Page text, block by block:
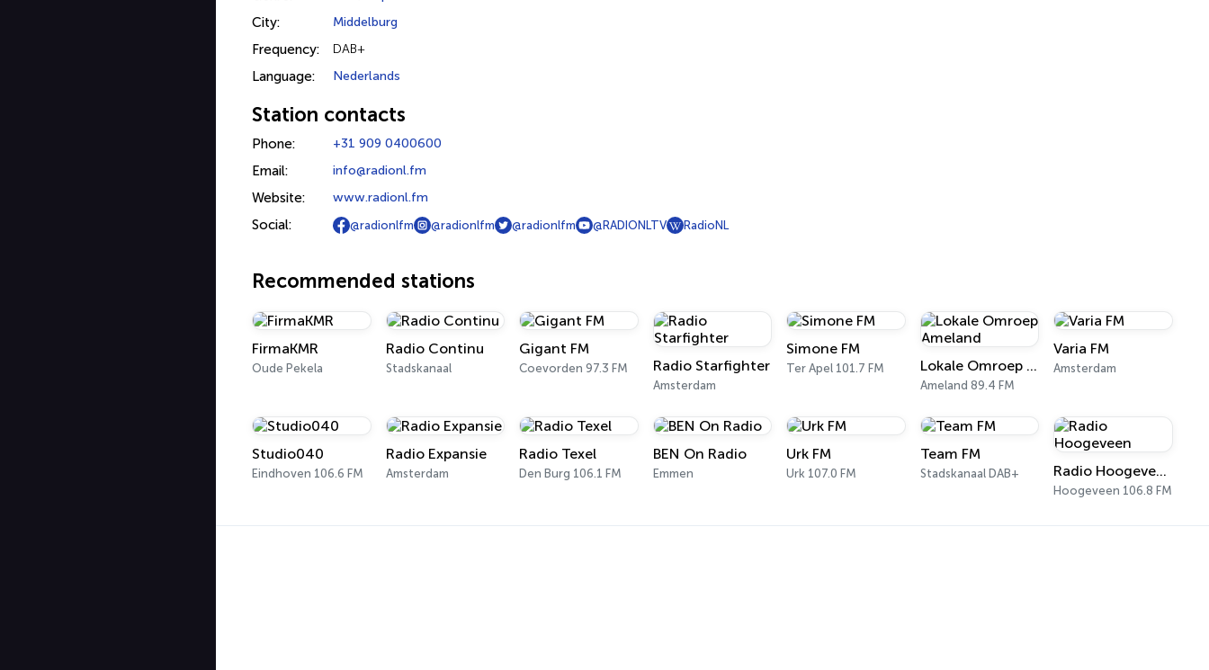
City: Middelburg
Frequency: DAB+
Language: Nederlands
Station contacts
Phone: +31 909 0400600
Email: info@radionl.fm
Website: www.radionl.fm
Social: @radionlfm @radionlfm @radionlfm @RADIONLTV RadioNL
Recommended stations
FirmaKMR
Oude Pekela
Radio Continu
Stadskanaal
Gigant FM
Coevorden 97.3 FM Radio Starfighter
Amsterdam
Simone FM
Ter Apel 101.7 FM Lokale Omroep Ameland
Ameland 89.4 FM
Varia FM
Amsterdam
Studio040
Eindhoven 106.6 FM
Radio Expansie
Amsterdam
Radio Texel
Den Burg 106.1 FM
BEN On Radio
Emmen
Urk FM
Urk 107.0 FM
Team FM
Stadskanaal DAB+ Radio Hoogeveen
Hoogeveen 106.8 FM